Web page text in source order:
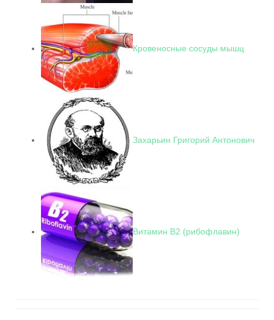
Кровеносные сосуды мышц
Захарьин Григорий Антонович
Витамин В2 (рибофлавин)